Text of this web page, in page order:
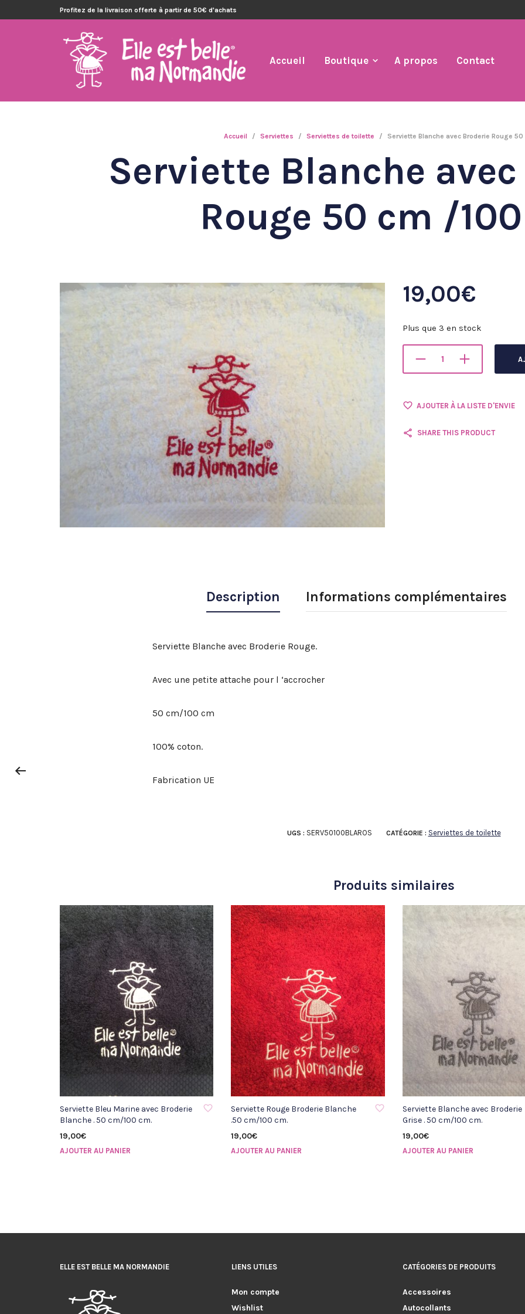
Profitez de la livraison offerte à partir de 50€ d'achats
Accueil Boutique A propos Contact
Accueil / Serviettes / Serviettes de toilette / Serviette Blanche avec Broderie Rouge
Serviette Blanche
Rouge 50 cm /
19,00€
Plus que 3 en stock
AJOUTER À LA LISTE D'ENVIE
SHARE THIS PRODUCT
Description Informations complémentaires
Serviette Blanche avec Broderie Rouge.
Avec une petite attache pour l ‘accrocher
50 cm/100 cm
100% coton.
Fabrication UE
UGS : SERV50100BLAROS CATÉGORIE : Serviettes de toilette
Produits similaires
AJOUTER À LA LISTE D'ENVIE
Serviette Bleu Marine avec Broderie
Blanche . 50 cm/100 cm.
19,00€
AJOUTER AU PANIER
AJOUTER À LA LISTE D'ENVIE
Serviette Rouge Broderie Blanche
.50 cm/100 cm.
19,00€
AJOUTER AU PANIER
AJOUTER À LA LISTE D'ENVIE
Serviette Blanche avec Broderie
Grise . 50 cm/100 cm.
19,00€
AJOUTER AU PANIER
ELLE EST BELLE MA NORMANDIE LIENS UTILES
Mon compte
Wishlist
CATÉGORIES DE PRODUITS
Accessoires
Autocollants